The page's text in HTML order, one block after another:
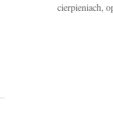
cierpieniach,